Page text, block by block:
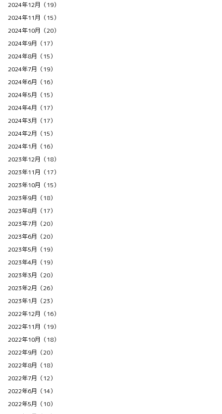
2024年12月（19）
2024年11月（15）
2024年10月（20）
2024年9月（17）
2024年8月（15）
2024年7月（19）
2024年6月（16）
2024年5月（15）
2024年4月（17）
2024年3月（17）
2024年2月（15）
2024年1月（16）
2023年12月（18）
2023年11月（17）
2023年10月（15）
2023年9月（18）
2023年8月（17）
2023年7月（20）
2023年6月（20）
2023年5月（19）
2023年4月（19）
2023年3月（20）
2023年2月（26）
2023年1月（23）
2022年12月（16）
2022年11月（19）
2022年10月（18）
2022年9月（20）
2022年8月（18）
2022年7月（12）
2022年6月（14）
2022年5月（10）